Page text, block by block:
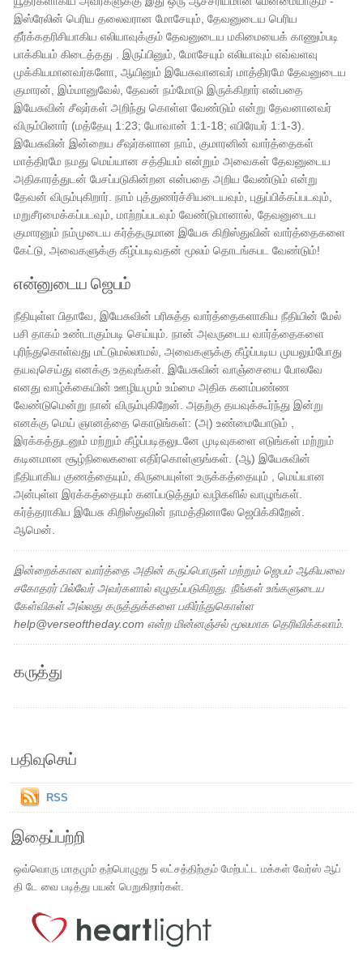
இஸ்ரேலின் பெரிய தலைவரான மோசேயும், தேவனுடைய பெரிய
தீர்க்கதரிசியாகிய எலியாவுக்கும் தேவனுடைய மகிமையைக் காணும்படி
பாக்கியம் கிடைத்தது . இருப்பினும், மோசேயும் எலியாவும் எவ்வளவு
முக்கியமானவர்களோ, ஆயினும் இயேசுவானவர் மாத்திரமே தேவனுடைய
குமாரன், இம்மானுவேல், தேவன் நம்மோடு இருக்கிறார் என்பதை
இயேசுவின் சீஷர்கள் அறிந்து கொள்ள வேண்டும் என்று தேவனானவர்
விரும்பினார் (மத்தேயு 1:23; யோவான் 1:1-18; எபிரேயர் 1:1-3).
இயேசுவின் இன்றைய சீஷர்களான நாம், குமாரனின் வார்த்தைகள்
மாத்திரமே நமது மெய்யான சத்தியம் என்றும் அவைகள் தேவனுடைய
அதிகாரத்துடன் பேசப்படுகின்றன என்பதை அறிய வேண்டும் என்று
தேவன் விரும்புகிறார். நாம் புத்துணர்ச்சியடையவும், புதுப்பிக்கப்படவும்,
மறுசீரமைக்கப்படவும், மாற்றப்படவும் வேண்டுமானால், தேவனுடைய
குமாரனும் நம்முடைய கர்த்தருமான இயேசு கிறிஸ்துவின் வார்த்தைகளை
கேட்டு, அவைகளுக்கு கீழ்ப்படிவதன் மூலம் தொடங்கபட வேண்டும்!
என்னுடைய ஜெபம்
நீதியுள்ள பிதாவே, இயேசுவின் பரிசுத்த வார்த்தைகளாகிய நீதியின் மேல்
பசி தாகம் உண்டாகும்படி செய்யும். நான் அவருடைய வார்த்தைகளை
புரிந்துகொள்வது மட்டுமல்லாமல், அவைகளுக்கு கீழ்ப்படிய முயலும்போது
தயவுசெய்து எனக்கு உதவுங்கள். இயேசுவின் வாஞ்சையை போலவே
எனது வாழ்க்கையின் ஊழியமும் உம்மை அதிக கனம்பண்ண
வேண்டுமென்று நான் விரும்புகிறேன். அதற்கு தயவுக்கூர்ந்து இன்று
எனக்கு மெய் ஞானத்தை கொடுங்கள்: (அ) ​​உண்மையோடும் ,
இரக்கத்துடனும் மற்றும் கீழ்ப்படிதலுடனே முடிவுகளை எடுங்கள் மற்றும்
கடினமான சூழ்நிலைகளை எதிர்கொள்ளுங்கள். (ஆ) இயேசுவின்
நீதியாகிய குணத்தையும், கிருபையுள்ள உருக்கத்தையும் , மெய்யான
அன்புள்ள இரக்கத்தையும் கனப்படுத்தும் வழிகளில் வாழுங்கள்.
கர்த்தராகிய இயேசு கிறிஸ்துவின் நாமத்தினாலே ஜெபிக்கிறேன்.
ஆமென்.
இன்றைக்கான வார்த்தை அதின் கருப்பொருள் மற்றும் ஜெபம் ஆகியவை
சகோதரர் பில்வேர் அவர்களால் எழுதப்படுகிறது. நீங்கள் உங்களுடைய
கேள்விகள் அல்லது கருத்துக்களை பகிர்ந்துகொள்ள
help@verseoftheday.com என்ற மின்னஞ்சல் மூலமாக தெரிவிக்கலாம்.
கருத்து
பதிவுசெய்
RSS
இதைப்பற்றி
ஒவ்வொரு மாதமும் தற்பொழுது 5 லட்சத்திற்கும் மேற்பட்ட மக்கள் வேர்ஸ் ஆப்
தி டே வை படித்து பயன் பெறுகிறார்கள்.